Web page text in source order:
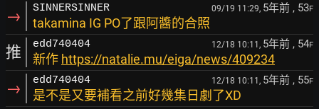
→ SINNERSINNER 09/19 11:29, 5年前 , 53F
takamina IG PO了跟阿醬的合照
推 edd740404 12/18 10:11, 5年前 , 54F
新作 https://natalie.mu/eiga/news/409234
→ edd740404 12/18 10:11, 5年前 , 55F
是不是又要補看之前好幾集日劇了XD